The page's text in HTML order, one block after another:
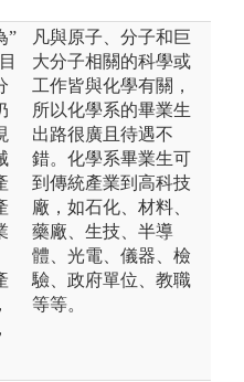
”
凡與原子、分子和巨
大分子相關的科學或
工作皆與化學有關，
所以化學系的畢業生
出路很廣且待遇不
錯。化學系畢業生可
到傳統產業到高科技
廠，如石化、材料、
藥廠、生技、半導
體、光電、儀器、檢
驗、政府單位、教職
等等。